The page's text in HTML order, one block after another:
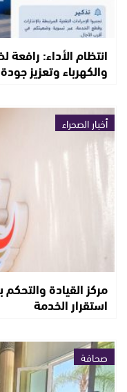
انتظام الأداء:
والكهرباء وتعزيز
أخبار الصحراء
مركز القيادة
استقرار الخدمة
صحافة